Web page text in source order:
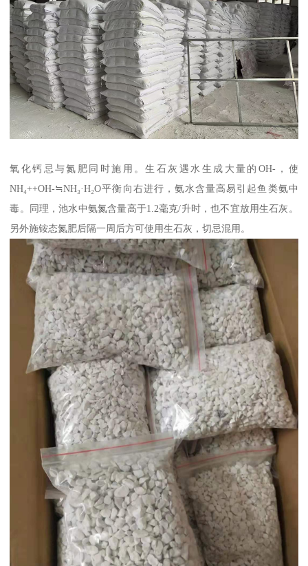
氧化钙忌与氮肥同时施用。生石灰遇水生成大量的OH-，使
NH₄++OH-≒NH₃·H₂O平衡向右进行，氨水含量高易引起鱼类氨中
毒。同理，池水中氨氮含量高于1.2毫克/升时，也不宜放用生石灰。
另外施铵态氮肥后隔一周后方可使用生石灰，切忌混用。